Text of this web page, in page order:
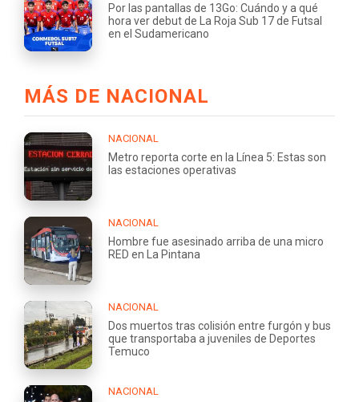
Por las pantallas de 13Go: Cuándo y a qué
hora ver debut de La Roja Sub 17 de Futsal
en el Sudamericano
MÁS DE NACIONAL
NACIONAL
Metro reporta corte en la Línea 5: Estas son
las estaciones operativas
NACIONAL
Hombre fue asesinado arriba de una micro
RED en La Pintana
NACIONAL
Dos muertos tras colisión entre furgón y bus
que transportaba a juveniles de Deportes
Temuco
NACIONAL